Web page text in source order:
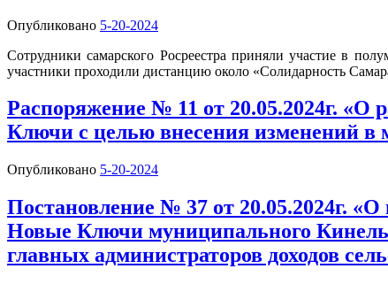
Опубликовано 5-20-2024
Сотрудники самарского Росреестра приняли участие в
участники проходили дистанцию около «Солидарность
Распоряжение № 11 от 20.05.2024г. «О
Ключи с целью внесения изменений
Опубликовано 5-20-2024
Постановление № 37 от 20.05.2024г.
Новые Ключи муниципального
главных администраторов доходов